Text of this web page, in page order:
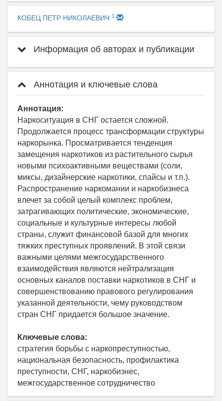
КОБЕЦ ПЕТР НИКОЛАЕВИЧ 1
Информация об авторах и публикации
Аннотация и ключевые слова
Аннотация:
Наркоситуация в СНГ остается сложной.
Продолжается процесс трансформации структуры
наркорынка. Просматривается тенденция
замещения наркотиков из растительного сырья
новыми психоактивными веществами (соли,
миксы, дизайнерские наркотики, спайсы и т.п.).
Распространение наркомании и наркобизнеса
влечет за собой целый комплекс проблем,
затрагивающих политические, экономические,
социальные и культурные интересы любой
страны, служит финансовой базой для многих
тяжких преступных проявлений. В этой связи
важными целями межгосударственного
взаимодействия являются нейтрализация
основных каналов поставки наркотиков в СНГ и
совершенствованию правового регулирования
указанной деятельности, чему руководством
стран СНГ придается большое значение.
Ключевые слова:
стратегия борьбы с наркопреступностью,
национальная безопасность, профилактика
преступности, СНГ, наркобизнес,
межгосударственное сотрудничество